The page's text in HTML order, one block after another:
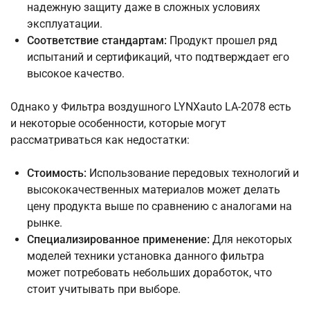
надежную защиту даже в сложных условиях
эксплуатации.
Соответствие стандартам: Продукт прошел ряд
испытаний и сертификаций, что подтверждает его
высокое качество.
Однако у Фильтра воздушного LYNXauto LA-2078 есть
и некоторые особенности, которые могут
рассматриваться как недостатки:
Стоимость: Использование передовых технологий и
высококачественных материалов может делать
цену продукта выше по сравнению с аналогами на
рынке.
Специализированное применение: Для некоторых
моделей техники установка данного фильтра
может потребовать небольших доработок, что
стоит учитывать при выборе.